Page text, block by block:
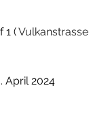
1 (Vulkanstrasse
April 2024